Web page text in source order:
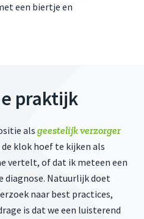
een biertje en
praktijk
als geestelijk verzorger
klok hoef te kijken als
vertelt, of dat ik meteen een
diagnose. Natuurlijk doet
naar best practices,
is dat we een luisterend